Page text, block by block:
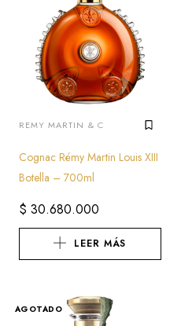
REMY MARTIN & C
Cognac Rémy Martin Louis XIII
Botella – 700ml
$ 30.680.000
LEER MÁS
AGOTADO